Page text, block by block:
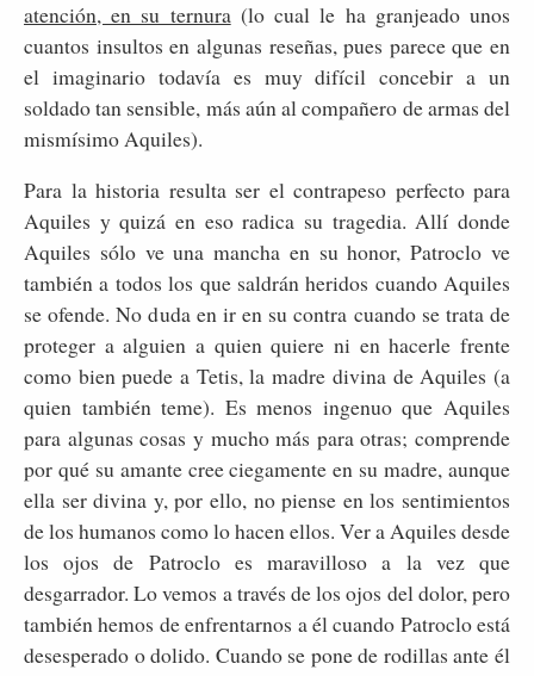
atención, en su ternura(lo cual le ha granjeado unos
cuantos insultos en algunas reseñas, pues parece que en
el imaginario todavía es muy difícil concebir a un
soldado tan sensible, más aún al compañero de armas del
mismísimo Aquiles).
Para la historia resulta ser el contrapeso perfecto para
Aquiles y quizá en eso radica su tragedia. Allí donde
Aquiles sólo ve una mancha en su honor, Patroclo ve
también a todos los que saldrán heridos cuando Aquiles
se ofende. No duda en ir en su contra cuando se trata de
proteger a alguien a quien quiere ni en hacerle frente
como bien puede a Tetis, la madre divina de Aquiles (a
quien también teme). Es menos ingenuo que Aquiles
para algunas cosas y mucho más para otras; comprende
por qué su amante cree ciegamente en su madre, aunque
ella ser divina y, por ello, no piense en los sentimientos
de los humanos como lo hacen ellos. Ver a Aquiles desde
los ojos de Patroclo es maravilloso a la vez que
desgarrador. Lo vemos a través de los ojos del dolor, pero
también hemos de enfrentarnos a él cuando Patroclo está
desesperado o dolido. Cuando se pone de rodillas ante él